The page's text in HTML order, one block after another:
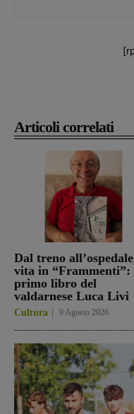
Articoli correlati
Dal treno
vita in “Frammenti”:
primo libro del
valdarnese Luca Livi
Cultura 9 Agosto 2026